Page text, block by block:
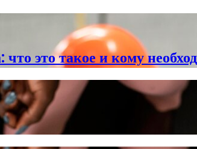
это такое и кому